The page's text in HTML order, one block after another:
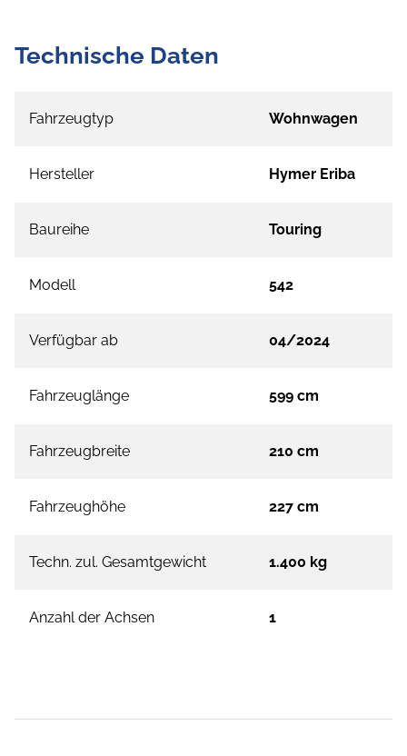
Technische Daten
Fahrzeugtyp Wohnwagen
Hersteller Hymer Eriba
Baureihe Touring
Modell 542
Verfügbar ab 04/2024
Fahrzeuglänge 599 cm
Fahrzeugbreite 210 cm
Fahrzeughöhe 227 cm
Techn. zul. Gesamtgewicht 1.400 kg
Anzahl der Achsen 1